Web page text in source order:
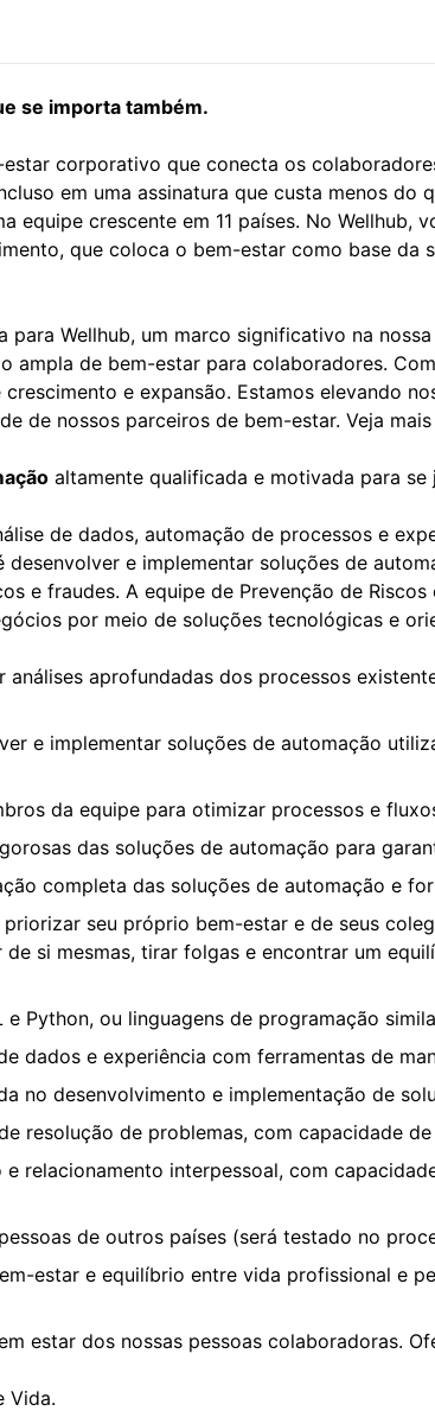
se importa também.
corporativo que conecta os
em uma assinatura que custa menos do
equipe crescente em 11 países. No
que coloca o bem-estar como base da
para Wellhub, um marco significativo na
ampla de bem-estar para colaboradores.
e expansão. Estamos elevando
de nossos parceiros de bem-estar. Veja
altamente qualificada e motivada para se
de dados, automação de processos e
e implementar soluções de
e fraudes. A equipe de Prevenção de
por meio de soluções tecnológicas e
análises aprofundadas dos processos
e implementar soluções de automação
da equipe para otimizar processos e
das soluções de automação para
completa das soluções de automação e
seu próprio bem-estar e de seus
si mesmas, tirar folgas e encontrar um
e Python, ou linguagens de programação
dados e experiência com ferramentas de
no desenvolvimento e implementação de
resolução de problemas, com capacidade
relacionamento interpessoal, com
de outros países (será testado no
estar e equilíbrio entre vida profissional e
estar dos nossas pessoas colaboradoras.
Vida.